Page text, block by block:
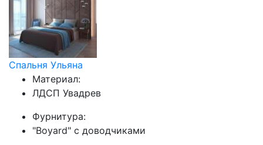
Спальня Ульяна
Материал:
ЛДСП Увадрев
Фурнитура:
"Boyard" с доводчиками